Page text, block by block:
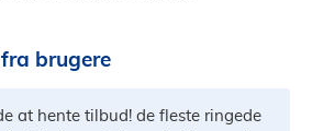
brugere
at hente tilbud! de fleste ringede